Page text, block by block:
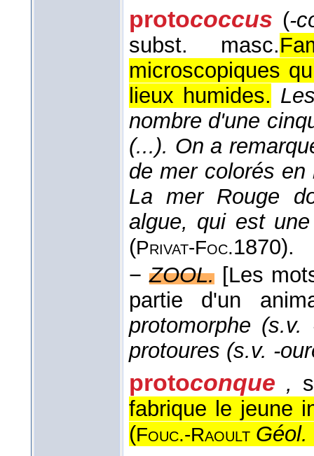
protococcus (-
subst. masc.
microscopiques
lieux humides.
nombre d'une
(...). On a
de mer colorés
La mer Rouge
algue, qui est
(Privat-Foc.1870).
−ZOOL. [Les
partie d'un
protomorphe
protoures (s.v. -
protoconque ,
fabrique le jeune
(Fouc.-Raoult Géol.